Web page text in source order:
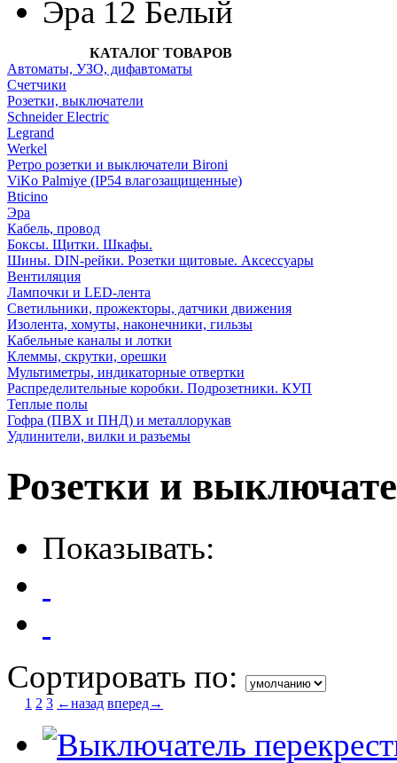
Эра 12 Белый
КАТАЛОГ ТОВАРОВ
Автоматы, УЗО, дифавтоматы
Счетчики
Розетки, выключатели
Schneider Electric
Legrand
Werkel
Ретро розетки и выключатели Bironi
ViKo Palmiye (IP54 влагозащищенные)
Bticino
Эра
Кабель, провод
Боксы. Щитки. Шкафы.
Шины. DIN-рейки. Розетки щитовые. Аксессуары
Вентиляция
Лампочки и LED-лента
Светильники, прожекторы, датчики движения
Изолента, хомуты, наконечники, гильзы
Кабельные каналы и лотки
Клеммы, скрутки, орешки
Мультиметры, индикаторные отвертки
Распределительные коробки. Подрозетники. КУП
Теплые полы
Гофра (ПВХ и ПНД) и металлорукав
Удлинители, вилки и разъемы
Розетки и
Показывать:
Сортировать по:
1 2 3 ←назад вперед→